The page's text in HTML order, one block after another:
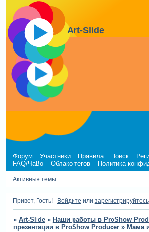
Art-Slide
Форум Участники Правила Поиск
FAQ/ЧаВо
Облако тегов Политика
Активные темы
Привет, Гость! Войдите или зарегистрируйтесь
» Art-Slide » Наши работы в ProShow
презентации в ProShow Producer » Мама